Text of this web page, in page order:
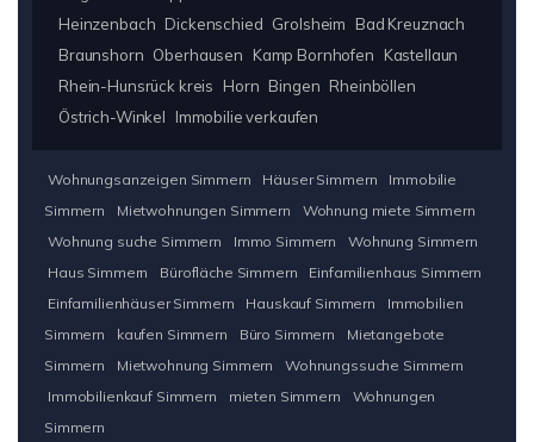
Heinzenbach Dickenschied Grolsheim
Bad Kreuznach
Braunshorn Oberhausen Kamp Bornhofen
Kastellaun
Rhein-Hunsrück kreis
Horn Bingen Rheinböllen
Östrich-Winkel
Immobilie verkaufen
Wohnungsanzeigen Simmern Häuser Simmern
Immobilie
Simmern
Mietwohnungen Simmern
Wohnung miete Simmern
Wohnung suche Simmern
Immo Simmern
Wohnung Simmern
Haus Simmern
Bürofläche Simmern
Einfamilienhaus Simmern
Einfamilienhäuser Simmern
Hauskauf Simmern
Immobilien
Simmern
kaufen Simmern Büro Simmern
Mietangebote
Simmern
Mietwohnung Simmern
Wohnungssuche Simmern
Immobilienkauf Simmern
mieten Simmern
Wohnungen
Simmern